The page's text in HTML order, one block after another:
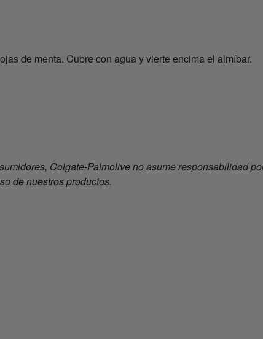
de menta. Cubre con agua y vierte encima el almíbar.
Colgate-Palmolive no asume responsabilidad
de nuestros productos.